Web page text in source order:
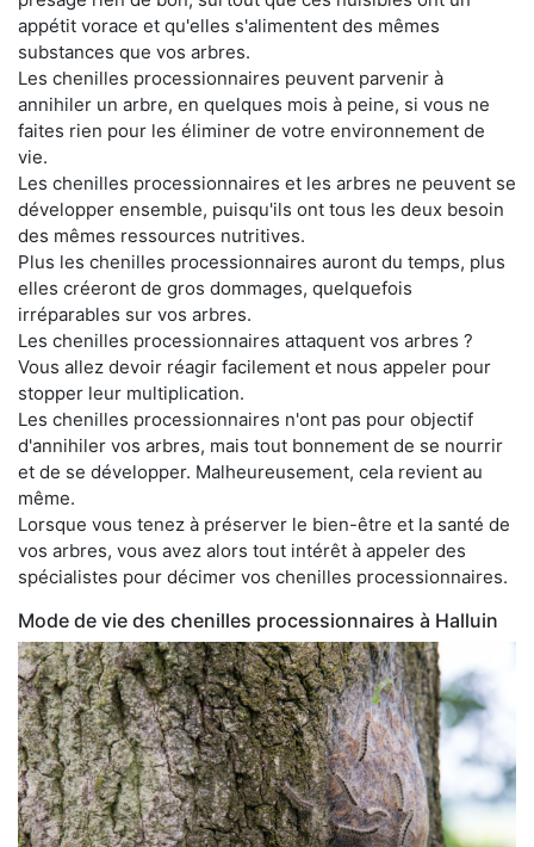
appétit vorace et qu'elles s'alimentent des mêmes
substances que vos arbres.
Les chenilles processionnaires peuvent parvenir à
annihiler un arbre, en quelques mois à peine, si vous ne
faites rien pour les éliminer de votre environnement de
vie.
Les chenilles processionnaires et les arbres ne peuvent se
développer ensemble, puisqu'ils ont tous les deux besoin
des mêmes ressources nutritives.
Plus les chenilles processionnaires auront du temps, plus
elles créeront de gros dommages, quelquefois
irréparables sur vos arbres.
Les chenilles processionnaires attaquent vos arbres ?
Vous allez devoir réagir facilement et nous appeler pour
stopper leur multiplication.
Les chenilles processionnaires n'ont pas pour objectif
d'annihiler vos arbres, mais tout bonnement de se nourrir
et de se développer. Malheureusement, cela revient au
même.
Lorsque vous tenez à préserver le bien-être et la santé de
vos arbres, vous avez alors tout intérêt à appeler des
spécialistes pour décimer vos chenilles processionnaires.
Mode de vie des chenilles processionnaires à Halluin